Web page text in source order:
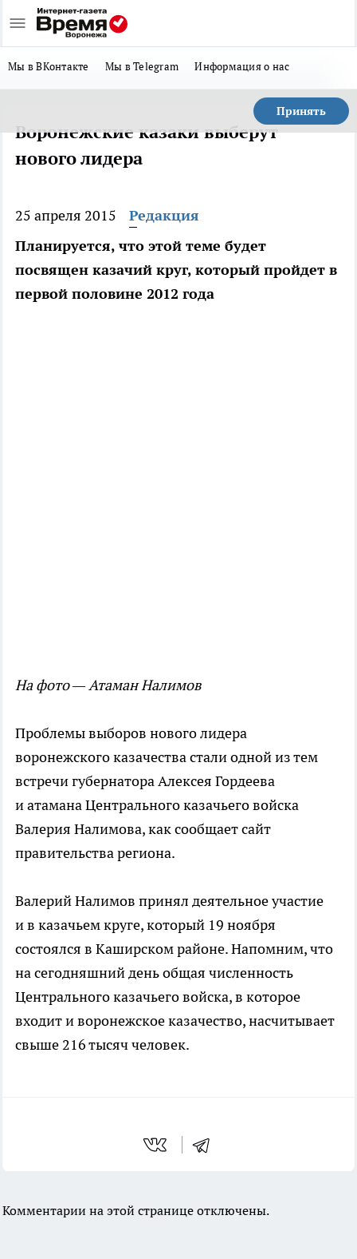
Мы в ВКонтакте Мы в Telegram Информация о нас
Принять
Воронежские казаки выберут
нового лидера
25 апреля 2015
Редакция
Планируется, что этой теме будет
посвящен казачий круг, который пройдет в
первой половине 2012 года
На фото — Атаман Налимов
Проблемы выборов нового лидера
воронежского казачества стали одной из тем
встречи губернатора Алексея Гордеева
и атамана Центрального казачьего войска
Валерия Налимова, как сообщает сайт
правительства региона.
Валерий Налимов принял деятельное участие
и в казачьем круге, который 19 ноября
состоялся в Каширском районе. Напомним, что
на сегодняшний день общая численность
Центрального казачьего войска, в которое
входит и воронежское казачество, насчитывает
свыше 216 тысяч человек.
Комментарии на этой странице отключены.